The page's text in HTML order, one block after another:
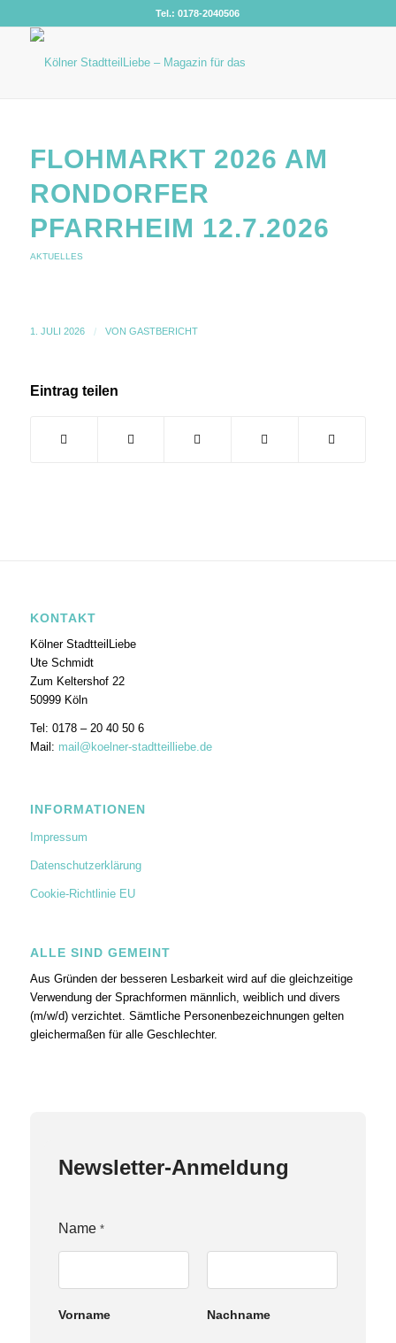
Tel.: 0178-2040506
FLOHMARKT 2026 AM
RONDORFER
PFARRHEIM 12.7.2026
AKTUELLES
1. JULI 2026 / VON GASTBERICHT
Eintrag teilen
KONTAKT
Kölner StadtteilLiebe
Ute Schmidt
Zum Keltershof 22
50999 Köln
Tel: 0178 – 20 40 50 6
Mail: mail@koelner-stadtteilliebe.de
INFORMATIONEN
Impressum
Datenschutzerklärung
Cookie-Richtlinie EU
ALLE SIND GEMEINT
Aus Gründen der besseren Lesbarkeit wird auf die gleichzeitige
Verwendung der Sprachformen männlich, weiblich und divers
(m/w/d) verzichtet. Sämtliche Personenbezeichnungen gelten
gleichermaßen für alle Geschlechter.
Newsletter-Anmeldung
N
E
m
a
Name *
Vorname Nachname